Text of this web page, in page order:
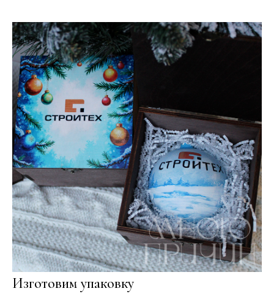
Изготовим упаковку